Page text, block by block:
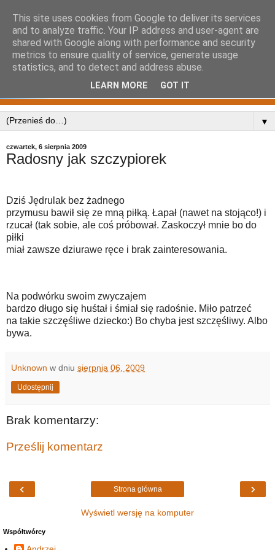
▼
czwartek, 6 sierpnia 2009
Radosny jak szczypiorek
Dziś Jędrulak bez żadnego
przymusu bawił się ze mną piłką. Łapał (nawet na stojąco!) i
rzucał (tak sobie, ale coś próbował. Zaskoczył mnie bo do
piłki
miał zawsze dziurawe ręce i brak zainteresowania.
Na podwórku swoim zwyczajem
bardzo długo się huśtał i śmiał się radośnie. Miło patrzeć
na takie szczęśliwe dziecko:) Bo chyba jest szczęśliwy. Albo
bywa.
Unknown w dniu sierpnia 06, 2009
Udostępnij
Brak komentarzy:
Prześlij komentarz
‹ ›
Strona główna
Wyświetl wersję na komputer
Współtwórcy
This site uses cookies from Google to deliver its services
and to analyze traffic. Your IP address and user-agent are
shared with Google along with performance and security
metrics to ensure quality of service, generate usage
statistics, and to detect and address abuse.
LEARN MORE GOT IT